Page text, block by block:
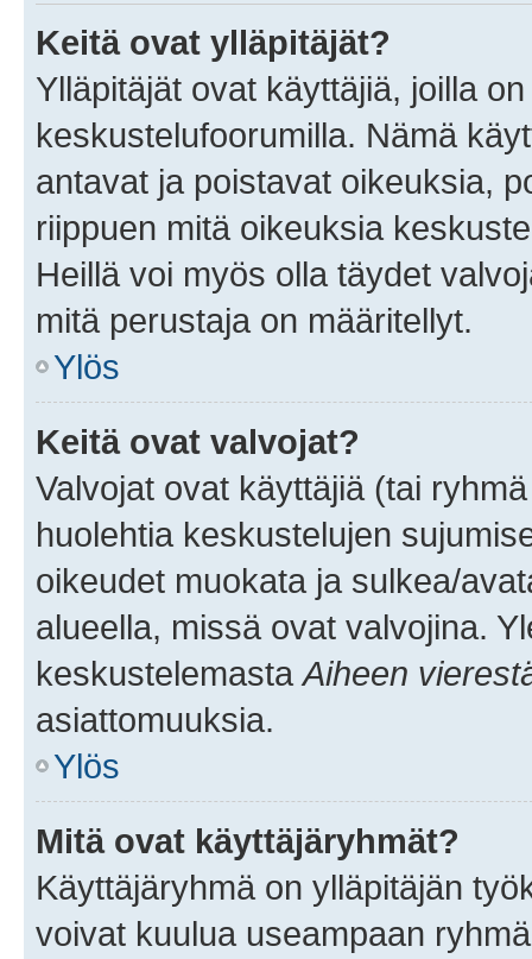
Keitä ovat ylläpitäjät?
Ylläpitäjät ovat käyttäjiä, joilla
keskustelufoorumilla. Nämä
antavat ja poistavat oikeuksia,
riippuen mitä oikeuksia
Heillä voi myös olla täydet
mitä perustaja on määritellyt.
Ylös
Keitä ovat valvojat?
Valvojat ovat käyttäjiä (tai
huolehtia keskustelujen
oikeudet muokata ja sulkea/
alueella, missä ovat valvojina.
keskustelemasta Aiheen
asiattomuuksia.
Ylös
Mitä ovat käyttäjäryhmät?
Käyttäjäryhmä on ylläpitäjän
voivat kuulua useampaan